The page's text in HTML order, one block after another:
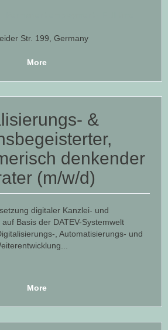
Str. 199, Germany
More
&
denkender
(m/w/d)
digitaler Kanzlei- und
Basis der DATEV-Systemwelt
, Automatisierungs- und
More